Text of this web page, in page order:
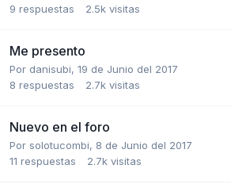
9 respuestas 2.5k visitas
Me presento
Por danisubi, 19 de Junio del 2017
8 respuestas 2.7k visitas
Nuevo en el foro
Por solotucombi, 8 de Junio del 2017
11 respuestas 2.7k visitas